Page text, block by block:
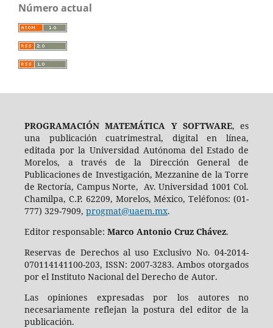
Número actual
PROGRAMACIÓN MATEMÁTICA Y SOFTWARE, es
una publicación cuatrimestral, digital en línea,
editada por la Universidad Autónoma del Estado de
Morelos, a través de la Dirección General de
Publicaciones de Investigación, Mezzanine de la Torre
de Rectoría, Campus Norte, Av. Universidad 1001 Col.
Chamilpa, C.P. 62209, Morelos, México, Teléfonos: (01-
777) 329-7909, progmat@uaem.mx.
Editor responsable: Marco Antonio Cruz Chávez.
Reservas de Derechos al uso Exclusivo No. 04-2014-
070114141100-203, ISSN: 2007-3283. Ambos otorgados
por el Instituto Nacional del Derecho de Autor.
Las opiniones expresadas por los autores no
necesariamente reflejan la postura del editor de la
publicación.